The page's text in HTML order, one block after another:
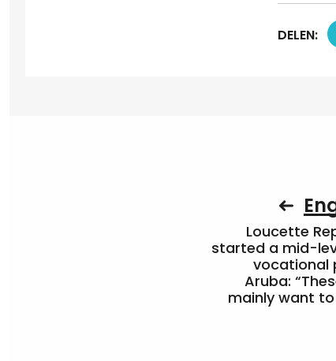
DELEN:
Loucette
started a mid-
vocational
Aruba:
mainly want